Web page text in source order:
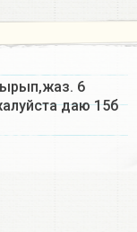
6
даю 15б​